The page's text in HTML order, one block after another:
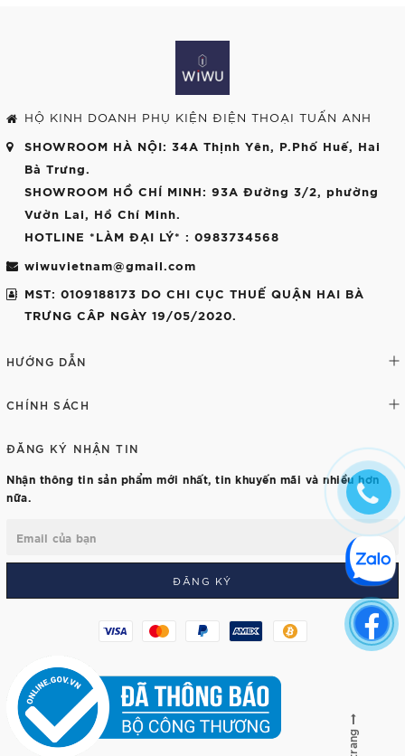
HỘ KINH DOANH PHỤ KIỆN ĐIỆN THOẠI TUẤN ANH
SHOWROOM HÀ NỘI: 34A Thịnh Yên, P.Phố Huế, Hai
Bà Trưng.
SHOWROOM HỒ CHÍ MINH: 93A Đường 3/2, phường
Vườn Lai, Hồ Chí Minh.
HOTLINE *LÀM ĐẠI LÝ* : 0983734568
wiwuvietnam@gmail.com
MST: 0109188173 DO CHI CỤC THUẾ QUẬN HAI BÀ
TRƯNG CÂP NGÀY 19/05/2020.
HƯỚNG DẪN
CHÍNH SÁCH
ĐĂNG KÝ NHẬN TIN
Nhận thông tin sản phẩm mới nhất, tin khuyến mãi và nhiều hơn
nữa.
ĐĂNG KÝ